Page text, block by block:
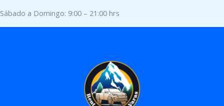
Sábado a Domingo: 9:00 – 21:00 hrs